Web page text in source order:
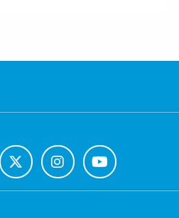
Ga
naar
Twitter
Ga
naar
Instagram
Ga
naar
Youtube